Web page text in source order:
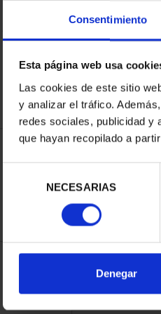
Consentimiento
Esta página web usa
Las cookies de este sitio
y analizar el tráfico.
redes sociales, publicidad y
que hayan recopilado a
consentimiento
NECESARIAS
Denegar
ANTONIO DE
8
ORDENAR POR: